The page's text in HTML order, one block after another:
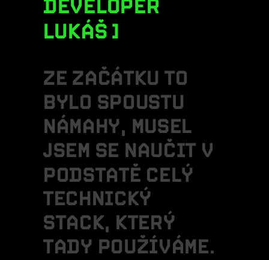
DEVELOPER
LUKÁŠ
ZE ZAČÁTKU TO
BYLO SPOUSTU
NÁMAHY, MUSEL
JSEM SE NAUČIT V
PODSTATĚ CELÝ
TECHNICKÝ
STACK, KTERÝ
TADY POUŽÍVÁME.